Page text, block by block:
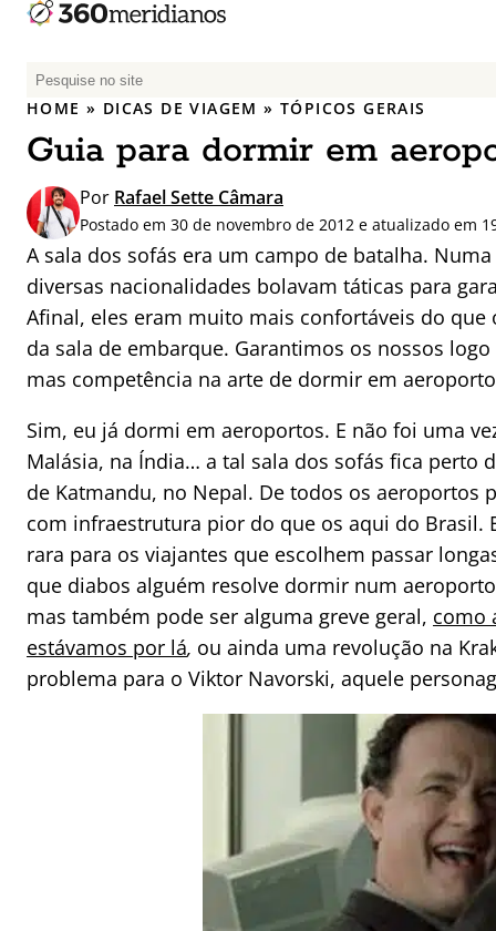
P
e
q
i
s
a
r
p
o
:
HOME » DICAS DE VIAGEM »TÓPICOS GERAIS
Guia para dormir em
Por Rafael Sette Câmara
Postado em 30 de novembro de 2012 e atualizado em
A sala dos sofás era um campo de batalha.
diversas nacionalidades bolavam táticas para
Afinal, eles eram muito mais confortáveis do
da sala de embarque. Garantimos os nossos
mas competência na arte de dormir em
Sim, eu já dormi em aeroportos. E não foi uma
Malásia, na Índia… a tal sala dos sofás fica perto
de Katmandu, no Nepal. De todos os aeroportos
com infraestrutura pior do que os aqui do Brasil.
rara para os viajantes que escolhem passar
que diabos alguém resolve dormir num
mas também pode ser alguma greve geral, como
estávamos por lá, ou ainda uma revolução na
problema para o Viktor Navorski, aquele